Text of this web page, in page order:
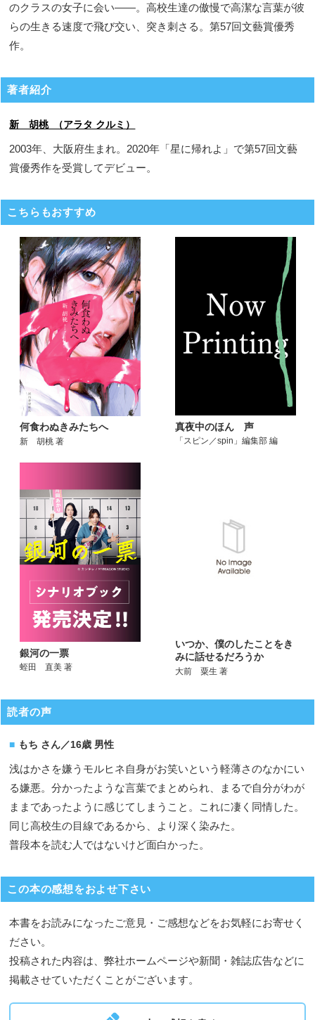
のクラスの女子に会い――。高校生達の傲慢で高潔な言葉が彼
らの生きる速度で飛び交い、突き刺さる。第57回文藝賞優秀
作。
著者紹介
新 胡桃 （アラタ クルミ）
2003年、大阪府生まれ。2020年「星に帰れよ」で第57回文藝
賞優秀作を受賞してデビュー。
こちらもおすすめ
何食わぬきみたちへ
新 胡桃 著
真夜中のほん 声
「スピン／spin」編集部 編
銀河の一票
蛭田 直美 著
いつか、僕のしたことをき
みに話せるだろうか
大前 粟生 著
読者の声
もち さん／16歳 男性
浅はかさを嫌うモルヒネ自身がお笑いという軽薄さのなかにい
る嫌悪。分かったような言葉でまとめられ、まるで自分がわが
ままであったように感じてしまうこと。これに凄く同情した。
同じ高校生の目線であるから、より深く染みた。
普段本を読む人ではないけど面白かった。
この本の感想をおよせ下さい
本書をお読みになったご意見・ご感想などをお気軽にお寄せく
ださい。
投稿された内容は、弊社ホームページや新聞・雑誌広告などに
掲載させていただくことがございます。